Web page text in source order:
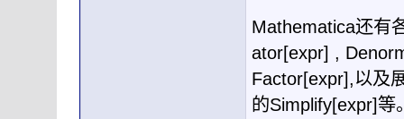
Mathematica还有
ator[expr] ,
Factor[expr],以及
的Simplify[expr]等